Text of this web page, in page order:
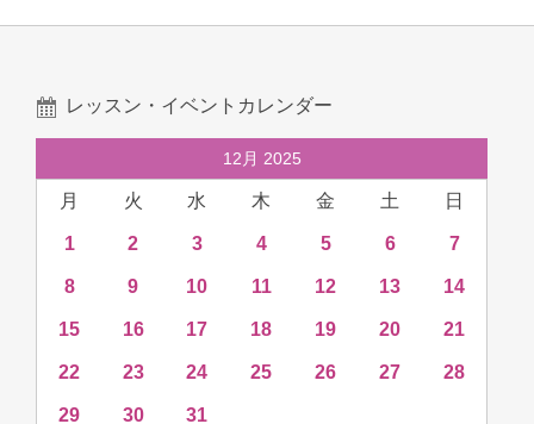
レッスン・イベントカレンダー
12月 2025
月 火 水 木 金 土 日
1 2 3 4 5 6 7
8 9 10 11 12 13 14
15 16 17 18 19 20 21
22 23 24 25 26 27 28
29 30 31